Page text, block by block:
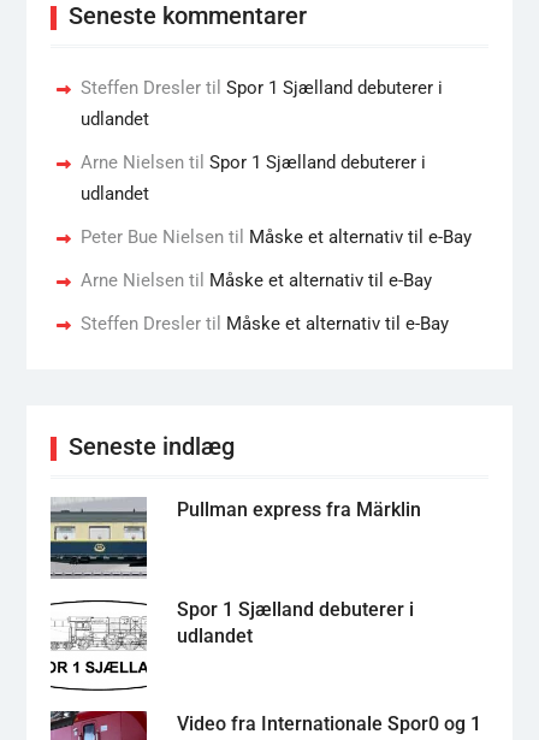
Seneste kommentarer
Steffen Dreslertil Spor 1 Sjælland debuterer i
udlandet
Arne Nielsentil Spor 1 Sjælland debuterer i
udlandet
Peter Bue Nielsentil Måske et alternativ til e-Bay
Arne Nielsentil Måske et alternativ til e-Bay
Steffen Dreslertil Måske et alternativ til e-Bay
Seneste indlæg
Pullman express fra Märklin
Spor 1 Sjælland debuterer i
udlandet
Video fra Internationale Spor0 og 1